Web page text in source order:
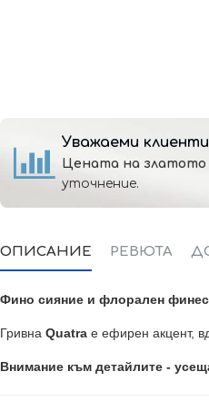
Уважаеми
Цената на златото
уточнение.
ОПИСАНИЕ РЕВЮТА
Фино сияние и флорален финес
Гривна Quatra е ефирен акцент,
Внимание към детайлите -